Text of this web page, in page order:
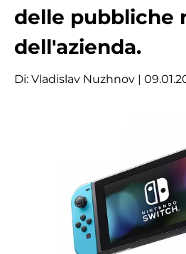
delle pubbliche
dell'azienda.
Di: Vladislav Nuzhnov |